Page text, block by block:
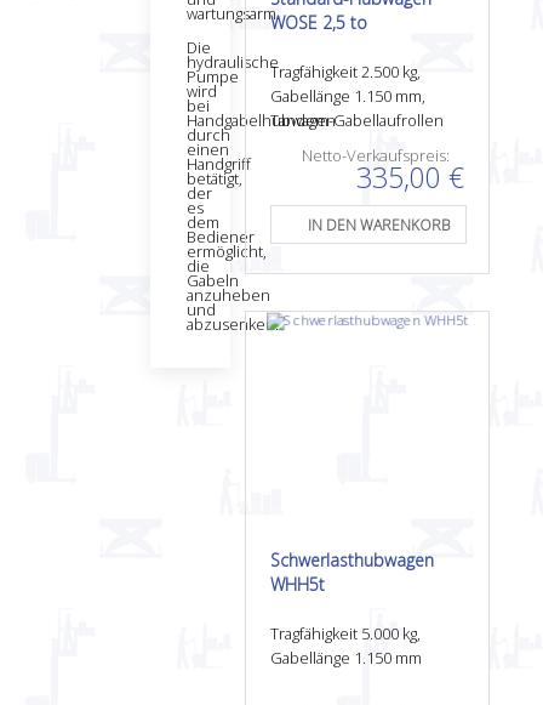
wartungsarm.
Die
hydraulische
Pumpe
wird
bei
Handgabelhubwagen
durch
einen
Handgriff
betätigt,
der
es
dem
Bediener
ermöglicht,
die
Gabeln
anzuheben
und
abzusenken.
WOSE 2,5 to
Tragfähigkeit 2.500 kg,
Gabellänge 1.150 mm,
Tandem-Gabellaufrollen
Netto-Verkaufspreis:
335,00 €
Schwerlasthubwagen
WHH5t
Tragfähigkeit 5.000 kg,
Gabellänge 1.150 mm